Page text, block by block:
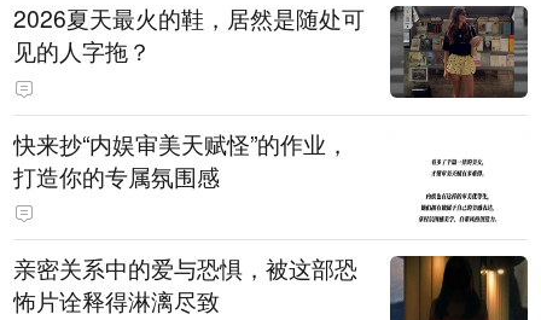
2026夏天最火的鞋，居然是随处可
见的人字拖？
快来抄“内娱审美天赋怪”的作业，
打造你的专属氛围感
亲密关系中的爱与恐惧，被这部恐
怖片诠释得淋漓尽致